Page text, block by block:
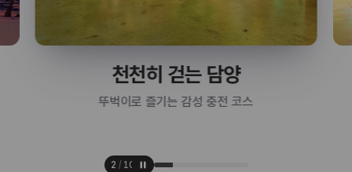
천천히 걷는 담양
뚜벅이로 즐기는 감성 충전 코스
2 / 10